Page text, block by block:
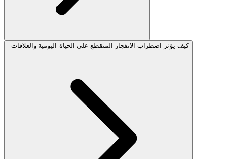
كيف يؤثر اضطراب الانفجار المتقطع على الحياة اليومية والعلاقات